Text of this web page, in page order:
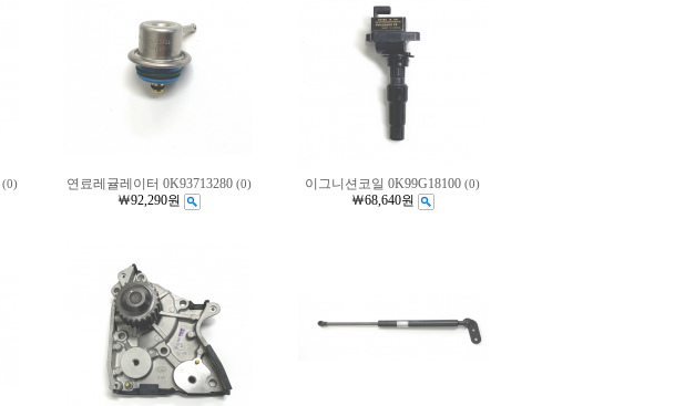
(0) 연료레귤레이터 0K93713280 (0)
￦92,290원
이그니션코일 0K99G18100 (0)
￦68,640원